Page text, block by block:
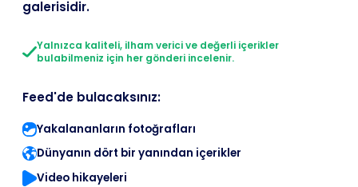
galerisidir.
Yalnızca kaliteli, ilham verici ve değerli içerikler
bulabilmeniz için her gönderi incelenir.
Feed'de bulacaksınız:
Yakalananların fotoğrafları
Dünyanın dört bir yanından içerikler
Video hikayeleri